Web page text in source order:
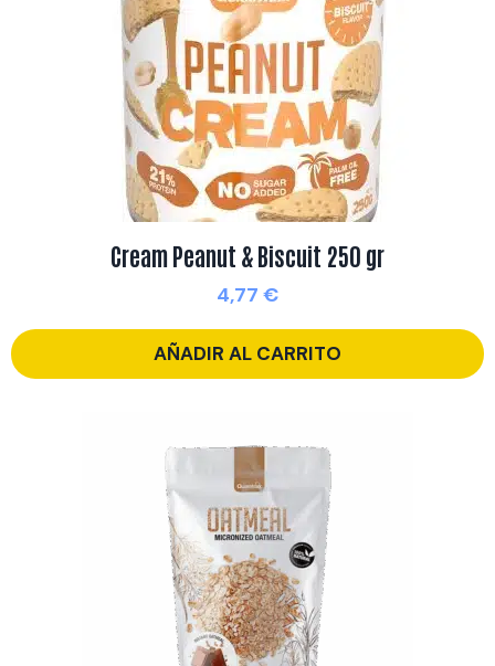
Cream Peanut & Biscuit 250 gr
4,77 €
AÑADIR AL CARRITO